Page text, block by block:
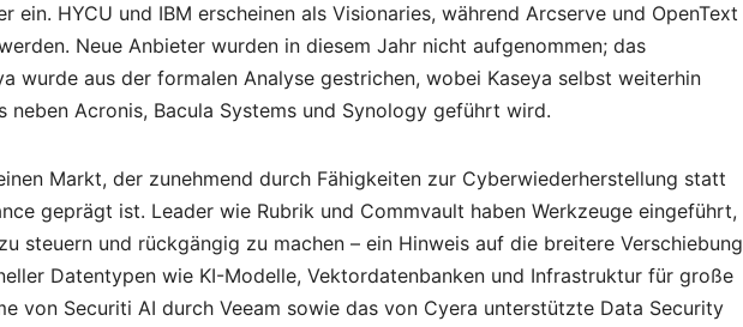
ein. HYCU und IBM erscheinen als Visionaries, während Arcserve und OpenText
Neue Anbieter wurden in diesem Jahr nicht aufgenommen; das
wurde aus der formalen Analyse gestrichen, wobei Kaseya selbst weiterhin
neben Acronis, Bacula Systems und Synology geführt wird.
Markt, der zunehmend durch Fähigkeiten zur Cyberwiederherstellung statt
geprägt ist. Leader wie Rubrik und Commvault haben Werkzeuge eingeführt,
steuern und rückgängig zu machen – ein Hinweis auf die breitere Verschiebung
Datentypen wie KI-Modelle, Vektordatenbanken und Infrastruktur für große
von Securiti AI durch Veeam sowie das von Cyera unterstützte Data Security